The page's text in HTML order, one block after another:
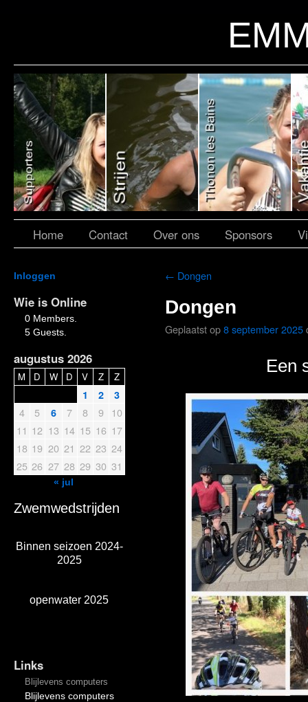
Home Contact Over ons Sponsors
Inloggen
Wie is Online
0 Members.
5 Guests.
augustus 2026
M D W D V Z Z
1 2 3
4 5 6 7 8 9
10
11 12 13 14 15 16 17
18 19 20 21 22 23 24
25 26 27 28 29 30 31
« jul
Zwemwedstrijden
Binnen seizoen 2024-
2025
openwater 2025
Links
Blijlevens computers
Blijlevens computers
← Dongen
Dongen
Geplaatst op8 september 2025
Een